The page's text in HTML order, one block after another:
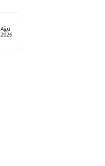
Ağu
2026